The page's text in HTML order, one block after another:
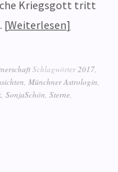
Kriegsgott tritt
Weiterlesen
Schlagwörter2017,
, Münchner Astrologin,
, SonjaSchön, Sterne,